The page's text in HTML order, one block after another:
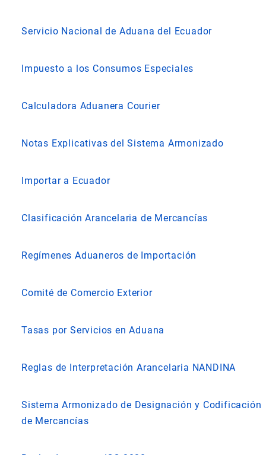
Servicio Nacional de Aduana del Ecuador
Impuesto a los Consumos Especiales
Calculadora Aduanera Courier
Notas Explicativas del Sistema Armonizado
Importar a Ecuador
Clasificación Arancelaria de Mercancías
Regímenes Aduaneros de Importación
Comité de Comercio Exterior
Tasas por Servicios en Aduana
Reglas de Interpretación Arancelaria NANDINA
Sistema Armonizado de Designación y Codificación
de Mercancías